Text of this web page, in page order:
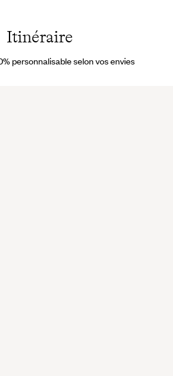
Itinéraire
personnalisable selon vos envies